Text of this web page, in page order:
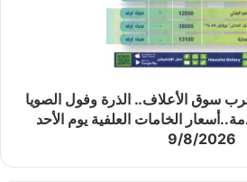
سوق الأعلاف.. الذرة وفول الصويا
الخامات العلفية يوم الأحد
9/8/2026